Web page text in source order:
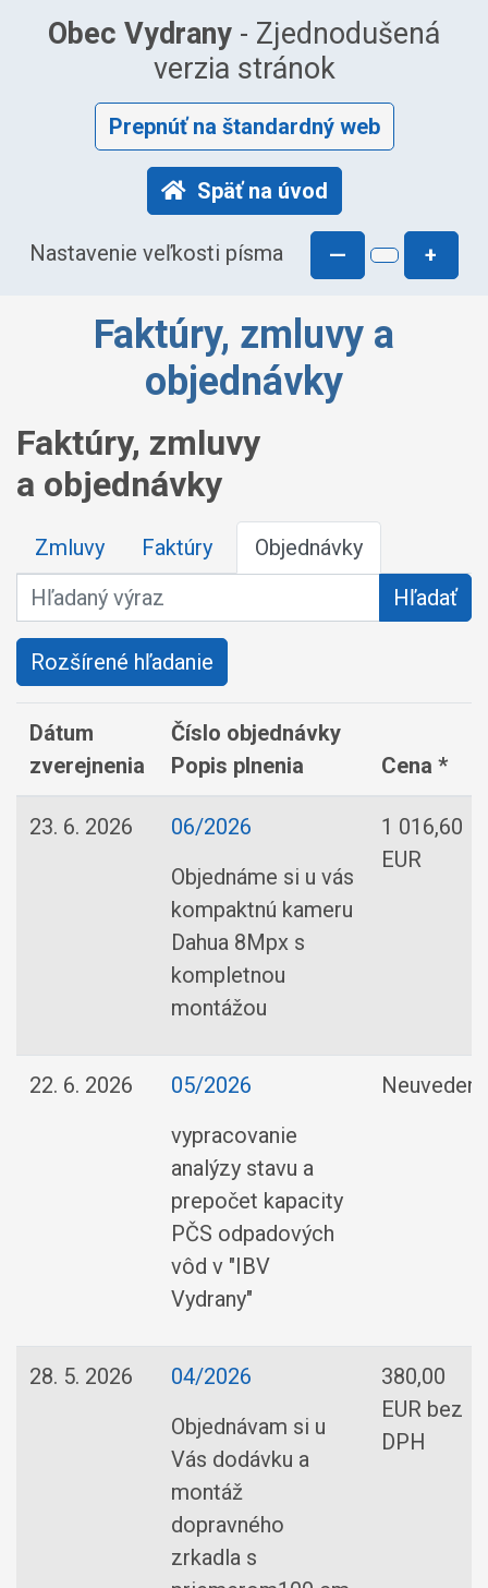
Obec Vydrany - Zjednodušená
verzia stránok
Prepnúť na štandardný web
Späť na úvod
Nastavenie veľkosti písma — +
Faktúry, zmluvy a
objednávky
Faktúry, zmluvy
a objednávky
Zmluvy Faktúry
Objednávky
Hľadaný výraz
Hľadať
Rozšírené hľadanie
Dátum
zverejnenia
Číslo objednávky
Popis plnenia
Cena *
23. 6. 2026
06/2026
Objednáme si u vás
kompaktnú kameru
Dahua 8Mpx s
kompletnou
montážou
1 016,60
EUR
22. 6. 2026
05/2026
vypracovanie
analýzy stavu a
prepočet kapacity
PČS odpadových
vôd v "IBV
Vydrany"
28. 5. 2026
04/2026
Objednávam si u
Vás dodávku a
montáž
dopravného
zrkadla s
380,00
EUR bez
DPH